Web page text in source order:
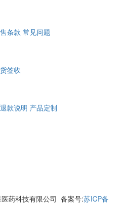
条款 常见问题
签收
退款说明 产品定制
药科技有限公司 备案号:苏ICP备